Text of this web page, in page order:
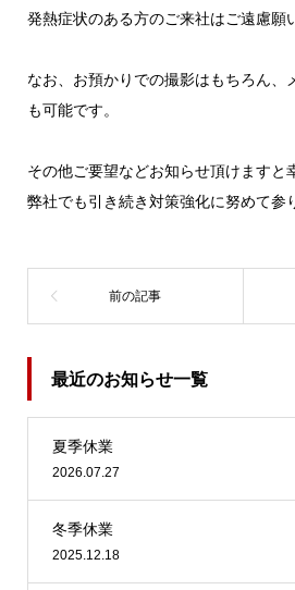
発熱症状のある方のご来社はご遠慮願
なお、お預かりでの撮影はもちろん、
も可能です。
その他ご要望などお知らせ頂けますと
弊社でも引き続き対策強化に努めて参
最近のお知らせ一覧
夏季休業
2026.07.27
冬季休業
2025.12.18